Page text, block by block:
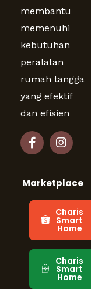
membantu
memenuhi
kebutuhan
peralatan
rumah tangga
yang efektif
dan efisien
Marketplace
Charis
Smart
Home
Charis
Smart
Home